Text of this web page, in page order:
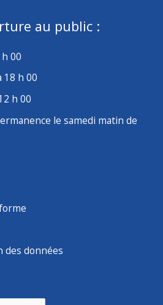
au public :
00
18 h 00
h 00
le samedi matin de
des données